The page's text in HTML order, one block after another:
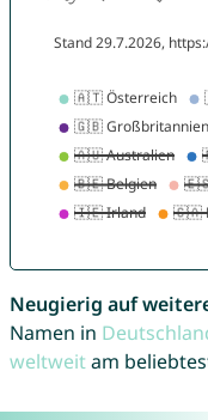
Neugierig auf
Namen in
weltweitam